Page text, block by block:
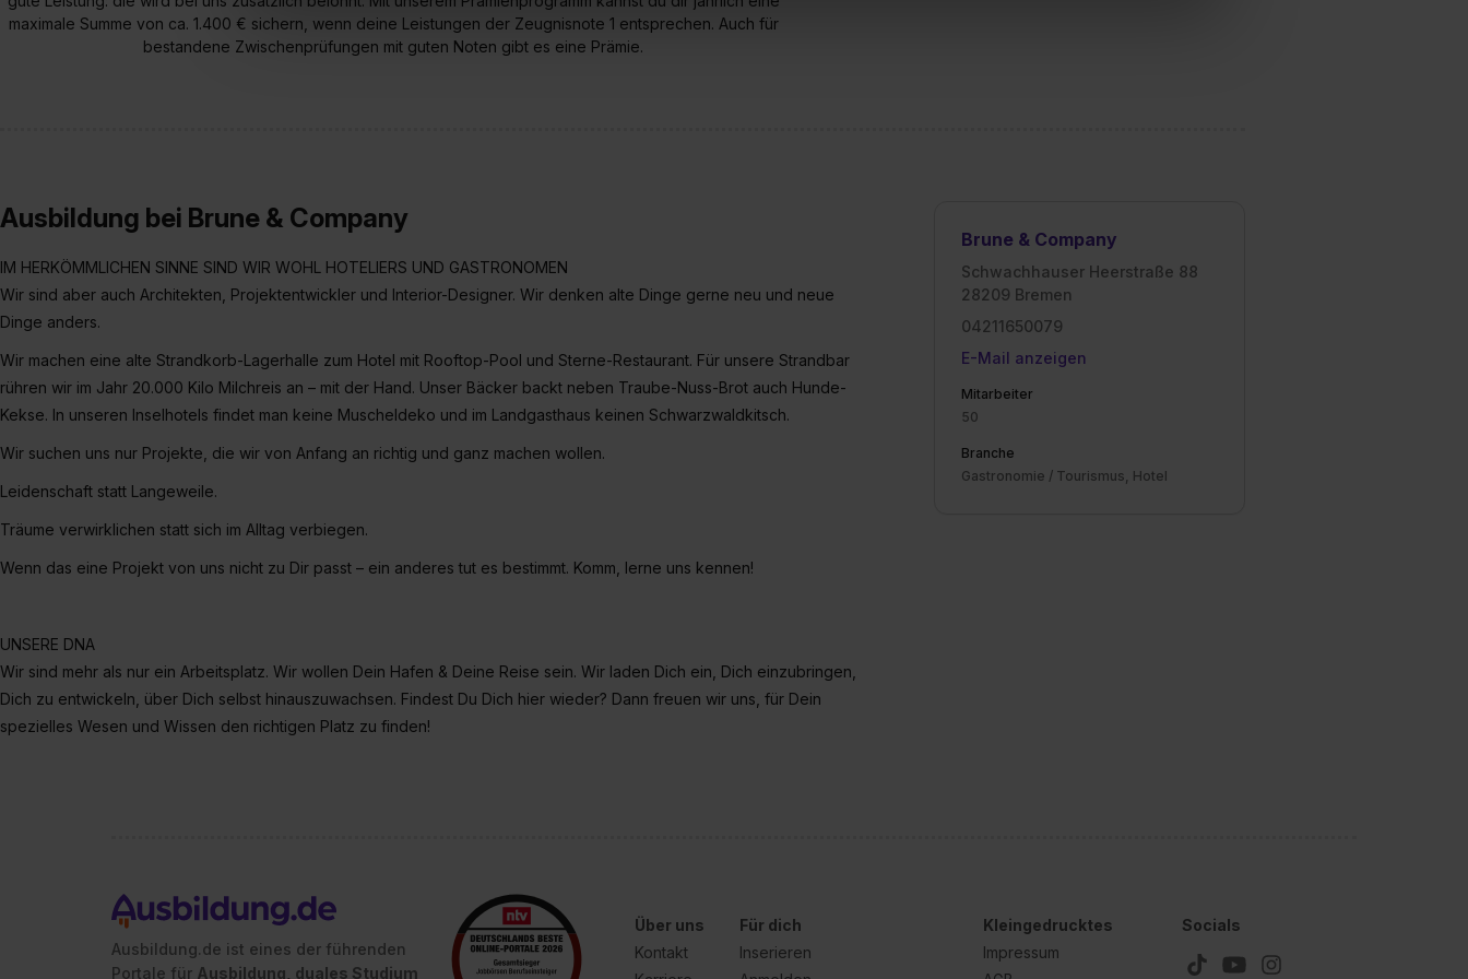
Verwendungszwecke zulassen, triff deine Auswahl über die Checkboxen und klick auf „Auswahl erlauben“. Die
Einwilligung zur Platzierung von Cookies der Kategorien „Präferenzen“, „Statistiken“ und „Social Media und Marketing“
maximale Summe von ca. 1.400 € sichern, wenn deine Leistungen der Zeugnisnote 1 entsprechen. Auch für
bestandene Zwischenprüfungen mit guten Noten gibt es eine Prämie.
Brune & Company
Schwachhauser Heerstraße 88
28209 Bremen
04211650079
E-Mail anzeigen
Mitarbeiter
50
Branche
Gastronomie / Tourismus, Hotel
Ausbildung bei Brune & Company
IM HERKÖMMLICHEN SINNE SIND WIR WOHL HOTELIERS UND GASTRONOMEN
Wir sind aber auch Architekten, Projektentwickler und Interior-Designer. Wir denken alte Dinge gerne neu und neue
Dinge anders.
Wir machen eine alte Strandkorb-Lagerhalle zum Hotel mit Rooftop-Pool und Sterne-Restaurant. Für unsere Strandbar
rühren wir im Jahr 20.000 Kilo Milchreis an – mit der Hand. Unser Bäcker backt neben Traube-Nuss-Brot auch Hunde-
Kekse. In unseren Inselhotels findet man keine Muscheldeko und im Landgasthaus keinen Schwarzwaldkitsch.
Wir suchen uns nur Projekte, die wir von Anfang an richtig und ganz machen wollen.
Leidenschaft statt Langeweile.
Träume verwirklichen statt sich im Alltag verbiegen.
Wenn das eine Projekt von uns nicht zu Dir passt – ein anderes tut es bestimmt. Komm, lerne uns kennen!
UNSERE DNA
Wir sind mehr als nur ein Arbeitsplatz. Wir wollen Dein Hafen & Deine Reise sein. Wir laden Dich ein, Dich einzubringen,
Dich zu entwickeln, über Dich selbst hinauszuwachsen. Findest Du Dich hier wieder? Dann freuen wir uns, für Dein
spezielles Wesen und Wissen den richtigen Platz zu finden!
Ausbildung.de ist eines der führenden
Portale für Ausbildung, duales Studium
Über uns
Kontakt
Für dich
Inserieren
Kleingedrucktes
Impressum
Socials